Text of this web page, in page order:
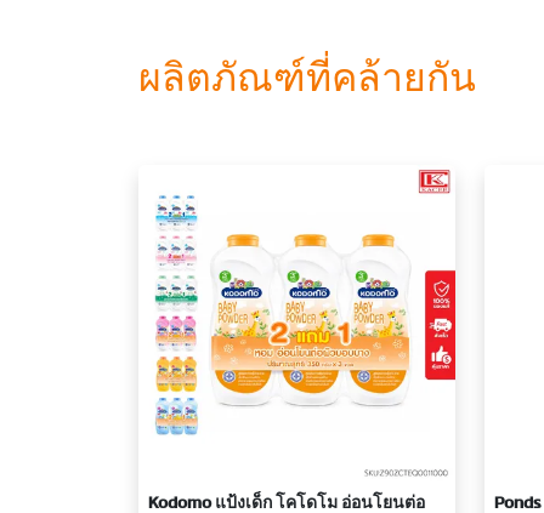
ผลิตภัณฑ์ที่คล้ายกัน
Kodomo แป้งเด็ก โคโดโม อ่อนโยนต่อ